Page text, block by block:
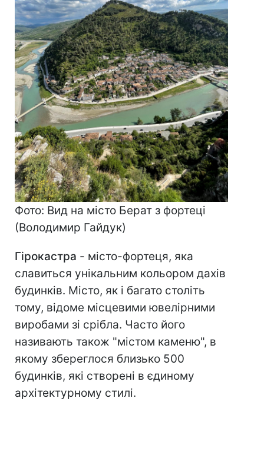
Фото: Вид на місто Берат з фортеці
(Володимир Гайдук)
Гірокастра - місто-фортеця, яка
славиться унікальним кольором дахів
будинків. Місто, як і багато століть
тому, відоме місцевими ювелірними
виробами зі срібла. Часто його
називають також "містом каменю", в
якому збереглося близько 500
будинків, які створені в єдиному
архітектурному стилі.